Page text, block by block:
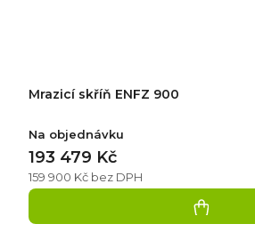
Mrazicí skříň ENFZ 900
Na objednávku
159 900 Kč bez DPH
193 479 Kč